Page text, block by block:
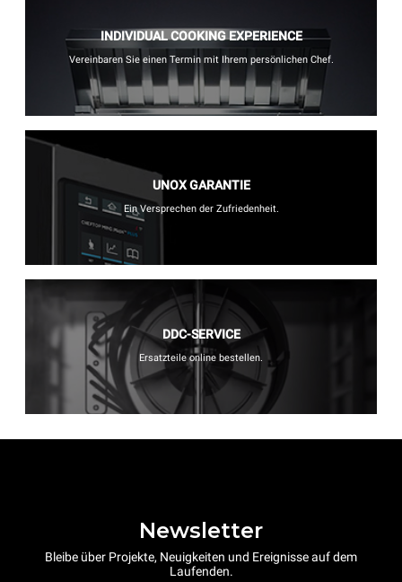
INDIVIDUAL COOKING EXPERIENCE
Vereinbaren Sie einen Termin mit Ihrem persönlichen Chef.
UNOX GARANTIE
Ein Versprechen der Zufriedenheit.
DDC-SERVICE
Ersatzteile online bestellen.
Newsletter
Bleibe über Projekte, Neuigkeiten und Ereignisse auf dem
Laufenden.